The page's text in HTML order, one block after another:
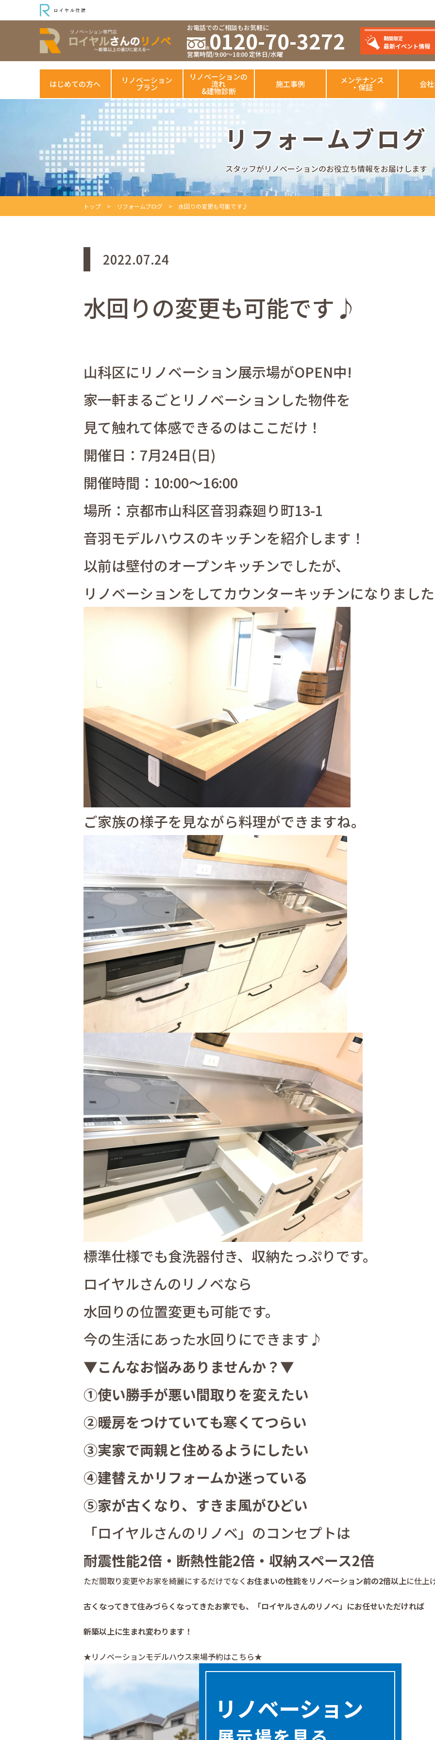
お電話でのご相談もお気軽に
0120-70-3272
営業時間/9:00～18:00 定休日/水曜
期間限定
最新イベント情報
はじめての方へ リノベーション
プラン
リノベーションの
流れ
&建物診断
施工事例 メンテナンス
・保証 会
リフォームブログ
スタッフがリノベーションのお役立ち情報をお届けします
トップ リフォームブログ 水回りの変更も可能です♪
2022.07.24
水回りの変更も可能です♪
山科区にリノベーション展示場がOPEN中!
家一軒まるごとリノベーションした物件を
見て触れて体感できるのはここだけ！
開催日：7月24日(日)
開催時間：10:00～16:00
場所：京都市山科区音羽森廻り町13-1
音羽モデルハウスのキッチンを紹介します！
以前は壁付のオープンキッチンでしたが、
リノベーションをしてカウンターキッチンになりまし
ご家族の様子を見ながら料理ができますね。
標準仕様でも食洗器付き、収納たっぷりです。
ロイヤルさんのリノベなら
水回りの位置変更も可能です。
今の生活にあった水回りにできます♪
▼こんなお悩みありませんか？▼
①使い勝手が悪い間取りを変えたい
②暖房をつけていても寒くてつらい
③実家で両親と住めるようにしたい
④建替えかリフォームか迷っている
⑤家が古くなり、すきま風がひどい
「ロイヤルさんのリノベ」のコンセプトは
耐震性能2倍・断熱性能2倍・収納スペース2倍
ただ間取り変更やお家を綺麗にするだけでなく お住まいの性能をリノベーション前の2倍以上に仕上
古くなってきて住みづらくなってきたお家でも、「ロイヤルさんのリノベ」にお任せいただければ
新築以上に生まれ変わります！
★リノベーションモデルハウス来場予約はこちら★